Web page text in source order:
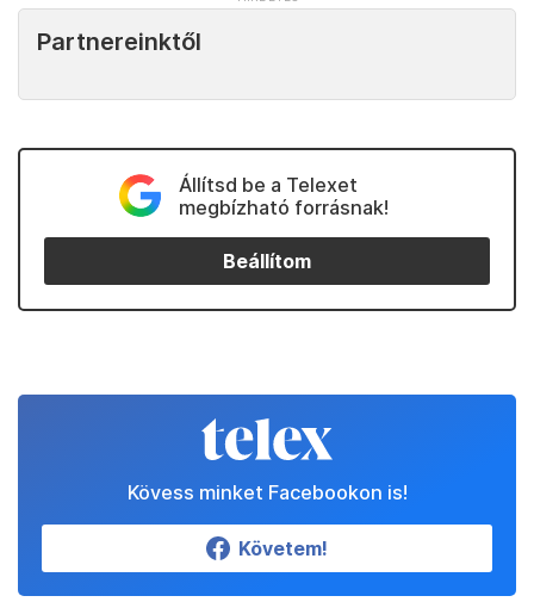
Partnereinktől
Állítsd be a Telexet
megbízható forrásnak!
Beállítom
Kövess minket Facebookon is!
Követem!